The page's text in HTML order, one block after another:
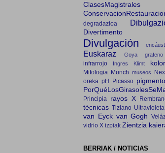
ClasesMagistrales
degradazioa
Divertimento
Divulgación
Euskaraz Goya grafeno
infrarrojo Ingres Klimt
Mitologia Munch museos
oreka pH Picasso
Principia rayos X
técnicas Tiziano Ultravioleta
van Eyck van Gogh
vidrio X izpiak Zientzia
BERRIAK / NOTICIAS